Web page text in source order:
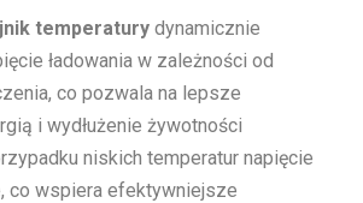
temperatury dynamicznie
ładowania w zależności od
co pozwala na lepsze
i wydłużenie żywotności
niskich temperatur napięcie
co wspiera efektywniejsze